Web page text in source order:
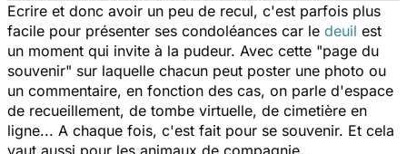
Ecrire et donc avoir un peu de recul, c'est parfois plus
facile pour présenter ses condoléances car le deuil est
un moment qui invite à la pudeur. Avec cette "page du
souvenir" sur laquelle chacun peut poster une photo ou
un commentaire, en fonction des cas, on parle d'espace
de recueillement, de tombe virtuelle, de cimetière en
ligne... A chaque fois, c'est fait pour se souvenir. Et cela
vaut aussi pour les animaux de compagnie...